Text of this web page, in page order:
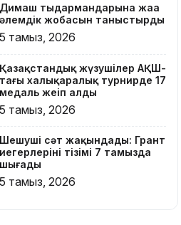
алаяқтығы:
21 адамға
түрме
кесілді
Білім беру
ұйымдарының
жылы мен
жылыту
маусымына
дайындығы
Димаш тыңдармандарына жаңа
әлемдік жобасын таныстырды
5 тамыз, 2026
Қазақстандық жүзушілер АҚШ-
тағы халықаралық турнирде 17
медаль жеңіп алды
5 тамыз, 2026
Шешуші сәт жақындады: Грант
иегерлерінің тізімі 7 тамызда
шығады
5 тамыз, 2026